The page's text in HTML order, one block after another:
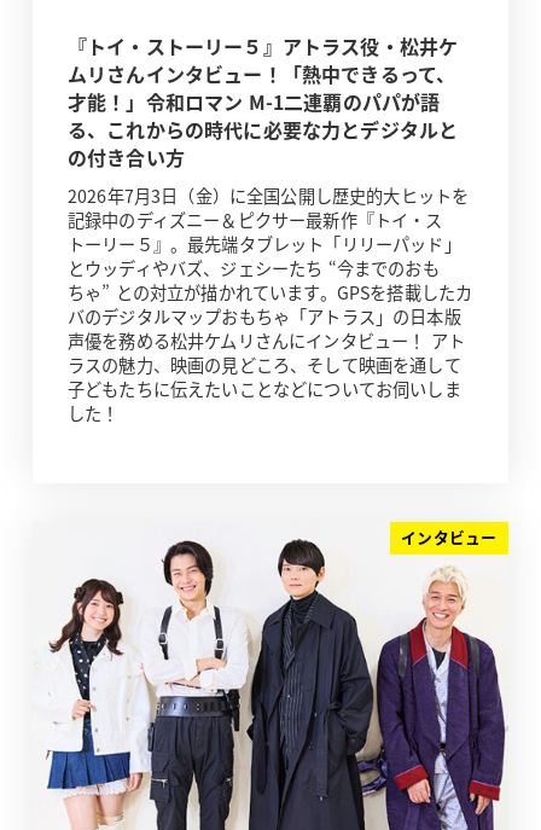
『トイ・ストーリー５』アトラス役・松井ケ
ムリさんインタビュー！「熱中できるって、
才能！」令和ロマン M-1二連覇のパパが語
る、これからの時代に必要な力とデジタルと
の付き合い方
2026年7月3日（金）に全国公開し歴史的大ヒットを
記録中のディズニー＆ピクサー最新作『トイ・ス
トーリー５』。最先端タブレット「リリーパッド」
とウッディやバズ、ジェシーたち “今までのおも
ちゃ” との対立が描かれています。GPSを搭載したカ
バのデジタルマップおもちゃ「アトラス」の日本版
声優を務める松井ケムリさんにインタビュー！ アト
ラスの魅力、映画の見どころ、そして映画を通して
子どもたちに伝えたいことなどについてお伺いしま
した！
インタビュー